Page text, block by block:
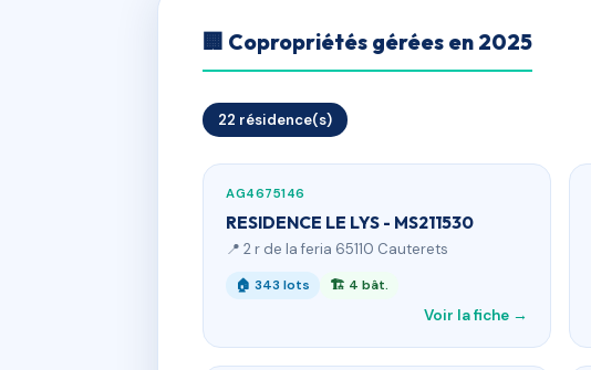
🏢 Copropriétés gérées en 2025
22 résidence(s)
AG4675146
RESIDENCE LE LYS - MS211530
📍 2 r de la feria 65110 Cauterets
🏠 343 lots 🏗 4 bât.
Voir la fiche →